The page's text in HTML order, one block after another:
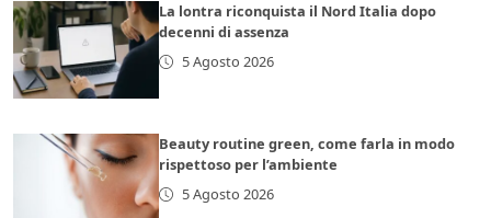
La lontra riconquista il Nord Italia dopo
decenni di assenza
5 Agosto 2026
Beauty routine green, come farla in modo
rispettoso per l’ambiente
5 Agosto 2026